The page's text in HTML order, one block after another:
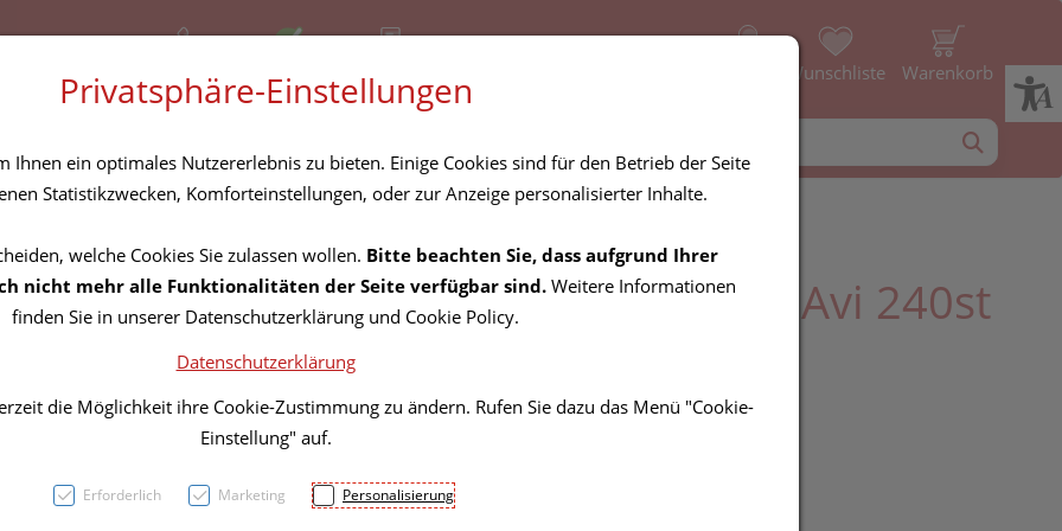
+43 (01) 3683167 Offen Rezept-Anfrage Wunschliste Warenkorb
Cranberry Kapseln Avi 240st
39,58 EUR
Privatsphäre-Einstellungen
Ihnen ein optimales Nutzererlebnis zu bieten. Einige Cookies sind für den Betrieb der Seite
Statistikzwecken, Komforteinstellungen, oder zur Anzeige personalisierter Inhalte.
welche Cookies Sie zulassen wollen. Bitte beachten Sie, dass aufgrund Ihrer
nicht mehr alle Funktionalitäten der Seite verfügbar sind. Weitere Informationen
finden Sie in unserer Datenschutzerklärung und Cookie Policy.
Datenschutzerklärung
die Möglichkeit ihre Cookie-Zustimmung zu ändern. Rufen Sie dazu das Menü "Cookie-
Einstellung" auf.
Erforderlich Marketing Personalisierung